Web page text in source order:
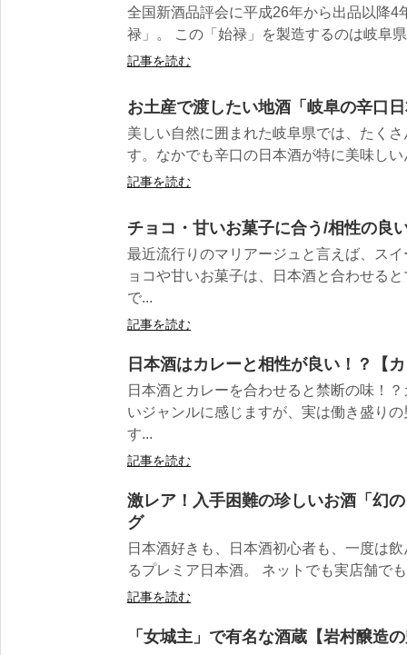
全国新酒品評会に平成26年から出品以降4
禄」。 この「始禄」を製造するのは岐阜
記事を読む
お土産で渡したい地酒「岐阜の辛口
美しい自然に囲まれた岐阜県では、たく
す。なかでも辛口の日本酒が特に美味し
記事を読む
チョコ・甘いお菓子に合う/相性の良
最近流行りのマリアージュと言えば、ス
ョコや甘いお菓子は、日本酒と合わせる
で...
記事を読む
日本酒はカレーと相性が良い！？【
日本酒とカレーを合わせると禁断の味！
いジャンルに感じますが、実は働き盛り
す...
記事を読む
激レア！入手困難の珍しいお酒「幻
グ
日本酒好きも、日本酒初心者も、一度は
るプレミア日本酒。 ネットでも実店舗で
記事を読む
「女城主」で有名な酒蔵【岩村醸造